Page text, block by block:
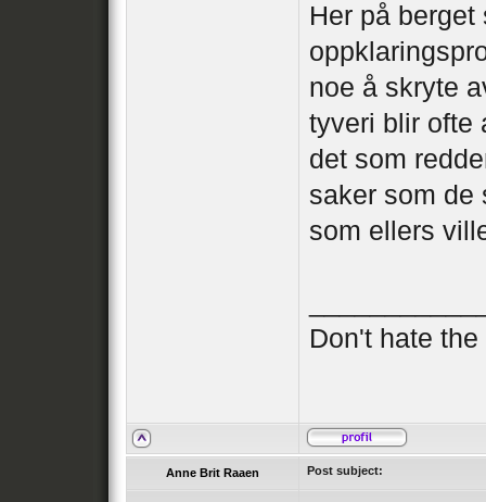
Her på
noe å skryte
tyveri blir ofte
det som
saker som de
som ellers
Don't hate
Anne Brit Raaen Post subject: